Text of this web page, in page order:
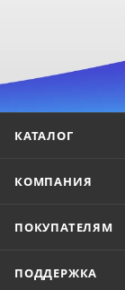
КАТАЛОГ
КОМПАНИЯ
ПОКУПАТЕЛЯМ
ПОДДЕРЖКА